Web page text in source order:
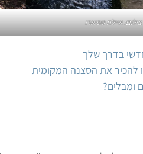
איילת טפיארו
בדרך שלך
להכיר את הסצנה המקומית